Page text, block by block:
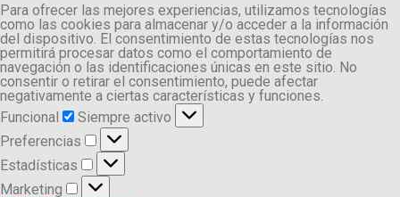
Para ofrecer las mejores experiencias, utilizamos tecnologías
como las cookies para almacenar y/o acceder a la información
del dispositivo. El consentimiento de estas tecnologías nos
permitirá procesar datos como el comportamiento de
navegación o las identificaciones únicas en este sitio. No
consentir o retirar el consentimiento, puede afectar
negativamente a ciertas características y funciones.
Funcional
Funcional
Siempre activo
Preferencias
Preferencias
Estadísticas
Estadísticas
Marketing
Marketing